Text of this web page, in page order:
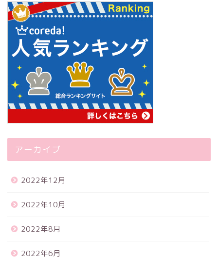
アーカイブ
2022年12月
2022年10月
2022年8月
2022年6月